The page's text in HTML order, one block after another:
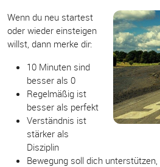
Wenn du neu startest
oder wieder einsteigen
willst, dann merke dir:
10 Minuten sind
besser als 0
Regelmäßig ist
besser als perfekt
Verständnis ist
stärker als
Disziplin
Bewegung soll dich